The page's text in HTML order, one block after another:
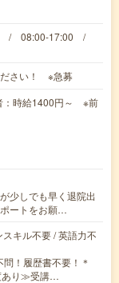
/ 08:00-17:00 /
ださい！ ※急募
：時給1400円～ ※前
少しでも早く退院出
ートをお願…
キル不要 / 英語力不
！履歴書不要！＊
あり≫受講…